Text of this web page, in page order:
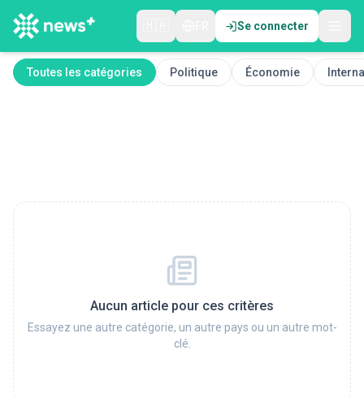
Se connecter
Toutes les catégories Politique Économie
Aucun article pour ces critères
Essayez une autre catégorie, un autre pays ou un autre mot-
clé.